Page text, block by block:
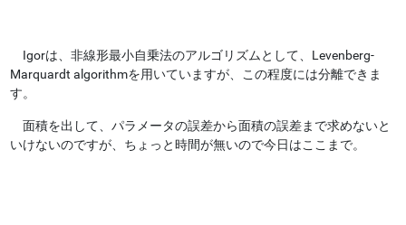
Igorは、非線形最小自乗法のアルゴリズムとして、Levenberg-
Marquardt algorithmを用いていますが、この程度には分離できま
す。
面積を出して、パラメータの誤差から面積の誤差まで求めないと
いけないのですが、ちょっと時間が無いので今日はここまで。